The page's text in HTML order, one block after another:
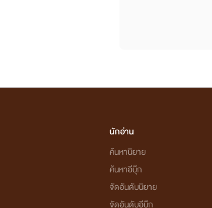
นักอ่าน
ค้นหานิยาย
ค้นหาอีบุ๊ก
จัดอันดับนิยาย
จัดอันดับอีบุ๊ก